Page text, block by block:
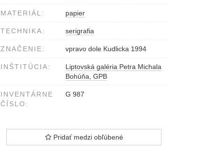
MATERIÁL: papier
TECHNIKA: serigrafia
ZNAČENIE: vpravo dole Kudlicka 1994
INŠTITÚCIA:
Liptovská galéria Petra Michala
Bohúňa, GPB
INVENTÁRNE
ČÍSLO:
G 987
Pridať medzi obľúbené